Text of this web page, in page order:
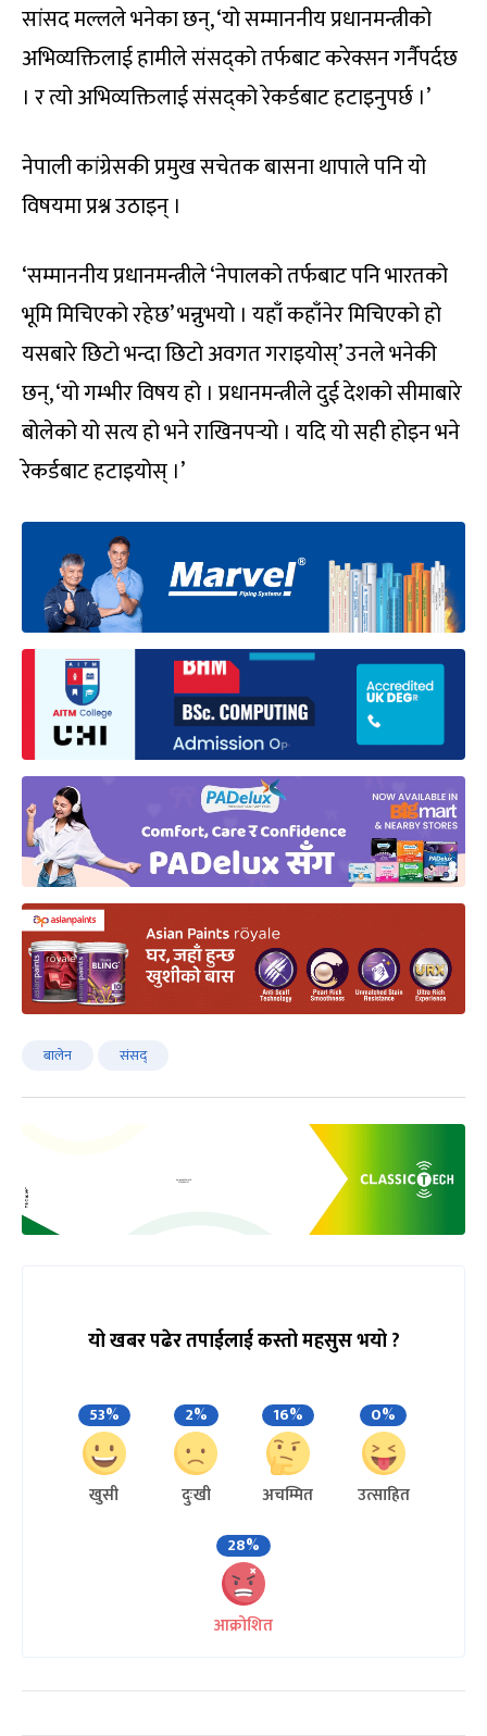
सांसद मल्लले भनेका छन्, ‘यो सम्माननीय प्रधानमन्त्रीको
अभिव्यक्तिलाई हामीले संसद्को तर्फबाट करेक्सन गर्नैपर्दछ
। र त्यो अभिव्यक्तिलाई संसद्को रेकर्डबाट हटाइनुपर्छ ।’
नेपाली कांग्रेसकी प्रमुख सचेतक बासना थापाले पनि यो
विषयमा प्रश्न उठाइन् ।
‘सम्माननीय प्रधानमन्त्रीले ‘नेपालको तर्फबाट पनि भारतको
भूमि मिचिएको रहेछ’ भन्नुभयो । यहाँ कहाँनेर मिचिएको हो
यसबारे छिटो भन्दा छिटो अवगत गराइयोस्’ उनले भनेकी
छन्, ‘यो गम्भीर विषय हो । प्रधानमन्त्रीले दुई देशको सीमाबारे
बोलेको यो सत्य हो भने राखिनपर्‍यो । यदि यो सही होइन भने
रेकर्डबाट हटाइयोस् ।’
बालेन संसद्
यो खबर पढेर तपाईलाई कस्तो महसुस भयो ?
53%
खुसी
2%
दुःखी
16%
अचम्मित
0%
उत्साहित
28%
आक्रोशित